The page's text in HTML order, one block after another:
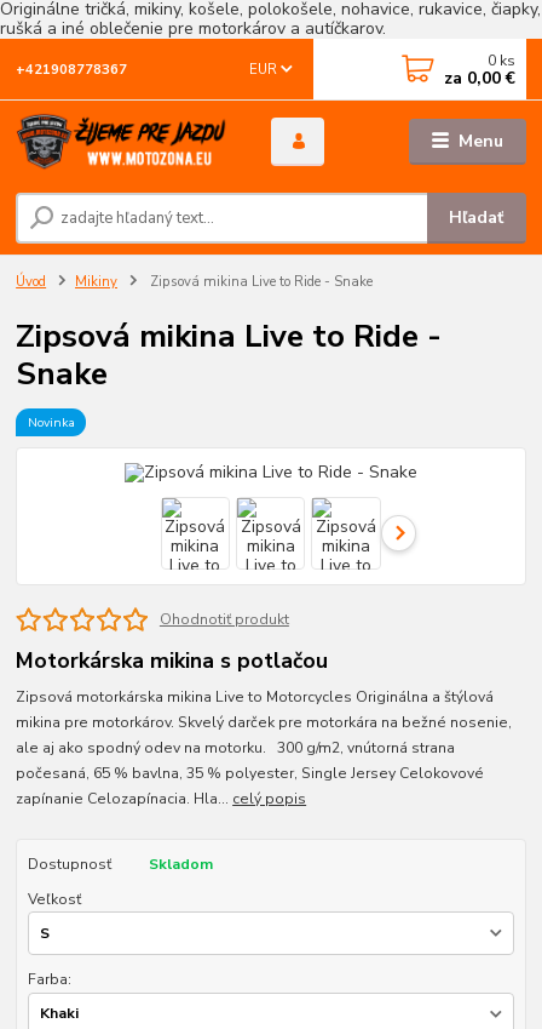
Originálne tričká, mikiny, košele, polokošele, nohavice, rukavice, čiapky,
rušká a iné oblečenie pre motorkárov a autíčkarov.
Menu
EUR
Hľadať
+421908778367 0 ks
za 0,00 €
Úvod Mikiny Zipsová mikina Live to Ride - Snake
Zipsová mikina Live to Ride -
Snake
Novinka
Ohodnotiť produkt
Motorkárska mikina s potlačou
Zipsová motorkárska mikina Live to Motorcycles Originálna a štýlová
mikina pre motorkárov. Skvelý darček pre motorkára na bežné nosenie,
ale aj ako spodný odev na motorku. 300 g/m2, vnútorná strana
počesaná, 65 % bavlna, 35 % polyester, Single Jersey Celokovové
zapínanie Celozapínacia. Hla... celý popis
Dostupnosť
Skladom
Veľkosť
Farba: